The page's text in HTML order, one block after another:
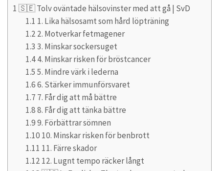
1 🇸🇪 Tolv oväntade hälsovinster med att gå | SvD
1.1 1. Lika hälsosamt som hård löpträning
1.2 2. Motverkar fetmagener
1.3 3. Minskar sockersuget
1.44. Minskar risken för bröstcancer
1.5 5. Mindre värk i lederna
1.66. Stärker immunförsvaret
1.7 7. Får dig att må bättre
1.88. Får dig att tänka bättre
1.99. Förbättrar sömnen
1.10 10. Minskar risken för benbrott
1.11 11. Färre skador
1.12 12. Lugnt tempo räcker långt